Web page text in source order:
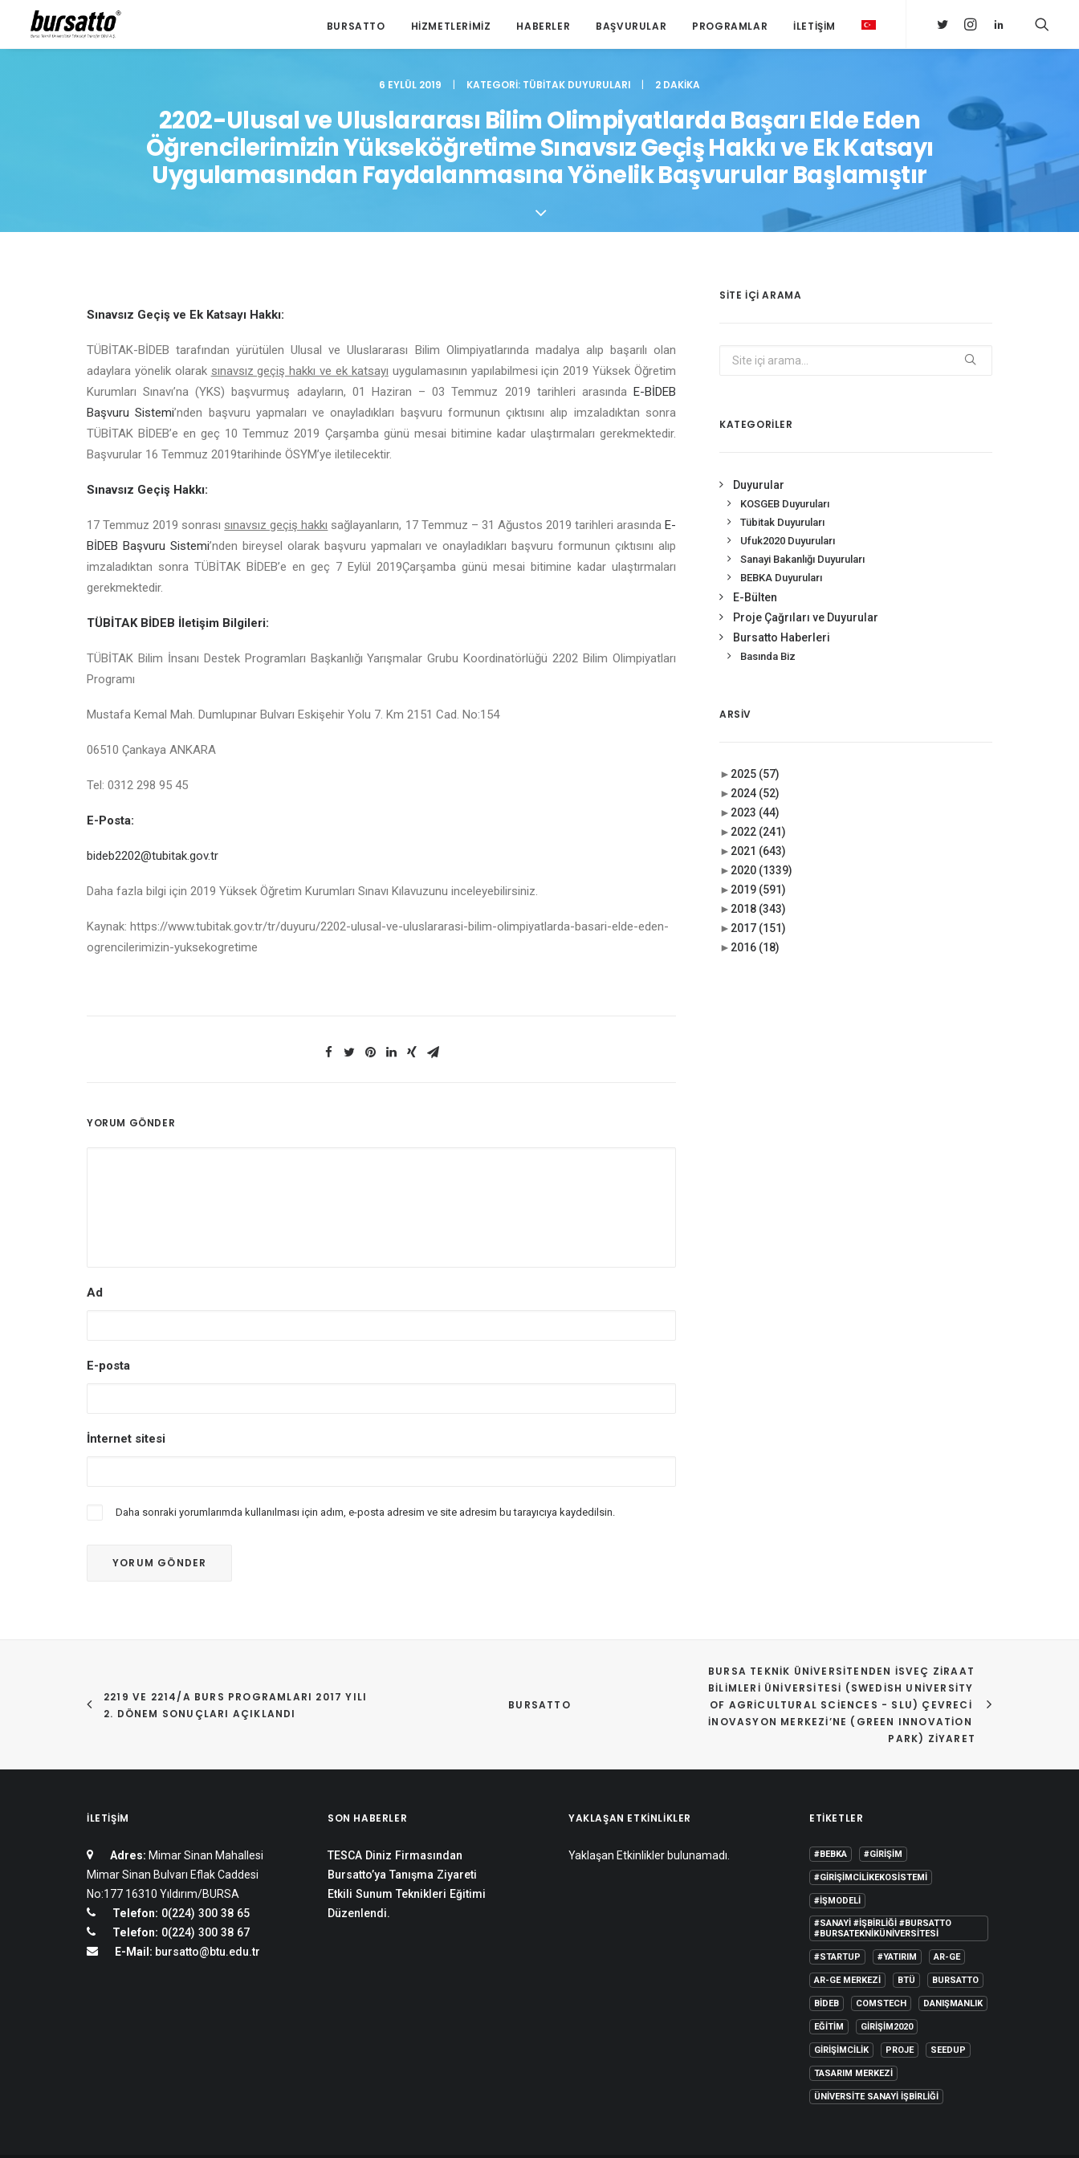
BURSATTO HIZMETLERIMIZ HABERLER BAŞVURULAR PROGRAMLAR İLETIŞIM
6 EYLÜL 2019 | KATEGORI: TÜBITAK DUYURULARI | 2 DAKIKA
2202-Ulusal ve Uluslararası Bilim Olimpiyatlarda Başarı Elde Eden
Öğrencilerimizin Yükseköğretime Sınavsız Geçiş Hakkı ve Ek Katsayı
Uygulamasından Faydalanmasına Yönelik Başvurular Başlamıştır
Sınavsız Geçiş ve Ek Katsayı Hakkı:
TÜBİTAK-BİDEB tarafından yürütülen Ulusal ve Uluslararası Bilim Olimpiyatlarında madalya alıp başarılı olan
adaylara yönelik olarak sınavsız geçiş hakkı ve ek katsayı uygulamasının yapılabilmesi için 2019 Yüksek Öğretim
Kurumları Sınavı’na (YKS) başvurmuş adayların, 01 Haziran – 03 Temmuz 2019 tarihleri arasında E-BİDEB
Başvuru Sistemi’nden başvuru yapmaları ve onayladıkları başvuru formunun çıktısını alıp imzaladıktan sonra
TÜBİTAK BİDEB’e en geç 10 Temmuz 2019 Çarşamba günü mesai bitimine kadar ulaştırmaları gerekmektedir.
Başvurular 16 Temmuz 2019tarihinde ÖSYM’ye iletilecektir.
Sınavsız Geçiş Hakkı:
17 Temmuz 2019 sonrası sınavsız geçiş hakkı sağlayanların, 17 Temmuz – 31 Ağustos 2019 tarihleri arasında E-
BİDEB Başvuru Sistemi’nden bireysel olarak başvuru yapmaları ve onayladıkları başvuru formunun çıktısını alıp
imzaladıktan sonra TÜBİTAK BİDEB’e en geç 7 Eylül 2019Çarşamba günü mesai bitimine kadar ulaştırmaları
gerekmektedir.
TÜBİTAK BİDEB İletişim Bilgileri:
TÜBİTAK Bilim İnsanı Destek Programları Başkanlığı Yarışmalar Grubu Koordinatörlüğü 2202 Bilim Olimpiyatları
Programı
Mustafa Kemal Mah. Dumlupınar Bulvarı Eskişehir Yolu 7. Km 2151 Cad. No:154
06510 Çankaya ANKARA
Tel: 0312 298 95 45
E-Posta:
bideb2202@tubitak.gov.tr
Daha fazla bilgi için 2019 Yüksek Öğretim Kurumları Sınavı Kılavuzunu inceleyebilirsiniz.
Kaynak: https://www.tubitak.gov.tr/tr/duyuru/2202-ulusal-ve-uluslararasi-bilim-olimpiyatlarda-basari-elde-eden-
ogrencilerimizin-yuksekogretime
YORUM GÖNDER
Ad
E-posta
İnternet sitesi
Daha sonraki yorumlarımda kullanılması için adım, e-posta adresim ve site adresim bu tarayıcıya kaydedilsin.
SITE IÇI ARAMA
KATEGORİLER
Duyurular
KOSGEB Duyuruları
Tübitak Duyuruları
Ufuk2020 Duyuruları
Sanayi Bakanlığı Duyuruları
BEBKA Duyuruları
E-Bülten
Proje Çağrıları ve Duyurular
Bursatto Haberleri
Basında Biz
ARSIV
► 2025 (57)
► 2024 (52)
► 2023 (44)
► 2022 (241)
► 2021 (643)
► 2020 (1339)
► 2019 (591)
► 2018 (343)
► 2017 (151)
► 2016 (18)
2219 VE 2214/A BURS PROGRAMLARI 2017 YILI
2. DÖNEM SONUÇLARI AÇIKLANDI
BURSATTO
BURSA TEKNIK ÜNIVERSITENDEN İSVEÇ ZIRAAT
BILIMLERI ÜNIVERSITESI (SWEDISH UNIVERSITY
OF AGRICULTURAL SCIENCES - SLU) ÇEVRECI
İNOVASYON MERKEZI’NE (GREEN INNOVATION
PARK) ZIYARET
İLETIŞIM
Adres: Mimar Sinan Mahallesi
Mimar Sinan Bulvarı Eflak Caddesi
No:177 16310 Yıldırım/BURSA
Telefon: 0(224) 300 38 65
Telefon: 0(224) 300 38 67
E-Mail: bursatto@btu.edu.tr
SON HABERLER
TESCA Diniz Firmasından
Bursatto’ya Tanışma Ziyareti
Etkili Sunum Teknikleri Eğitimi
Düzenlendi.
YAKLAŞAN ETKINLIKLER
Yaklaşan Etkinlikler bulunamadı.
ETIKETLER
#BEBKA #GIRIŞIM
#GIRIŞIMCILIKEKOSISTEMI
#IŞMODELI
#SANAYI #IŞBIRLIĞI #BURSATTO
#BURSATEKNIKÜNIVERSITESI
#STARTUP #YATIRIM AR-GE
AR-GE MERKEZI BTÜ BURSATTO
BİDEB COMSTECH DANIŞMANLIK
EĞITIM GIRIŞIM2020
GIRIŞIMCILIK PROJE SEEDUP
TASARIM MERKEZI
ÜNIVERSITE SANAYI İŞBIRLIĞI